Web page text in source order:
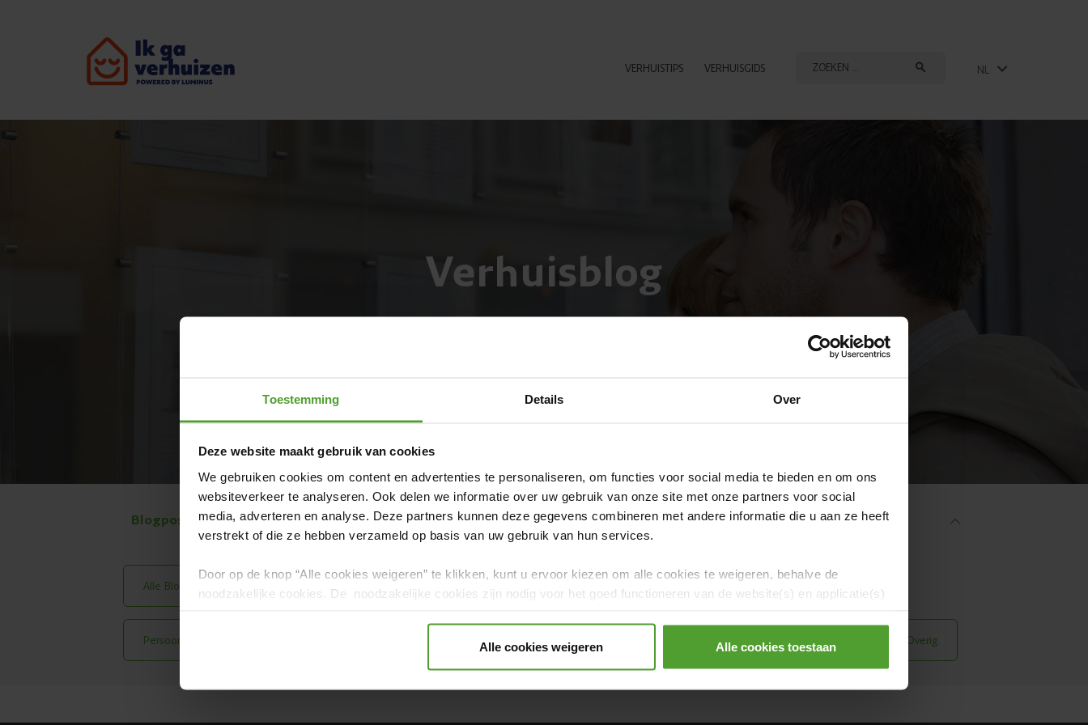
Toestemming Details Over
Deze website maakt gebruik van cookies
We gebruiken cookies om content en advertenties te personaliseren, om functies voor social media te bieden en om ons
websiteverkeer te analyseren. Ook delen we informatie over uw gebruik van onze site met onze partners voor social
media, adverteren en analyse. Deze partners kunnen deze gegevens combineren met andere informatie die u aan ze heeft
verstrekt of die ze hebben verzameld op basis van uw gebruik van hun services.
Door op de knop “Alle cookies weigeren” te klikken, kunt u ervoor kiezen om alle cookies te weigeren, behalve de
noodzakelijke cookies. De noodzakelijke cookies zijn nodig voor het goed functioneren van de website(s) en applicatie(s)
Alle cookies weigeren Alle cookies toestaan
VERHUISTIPS VERHUISGIDS NL
Verhuisblog
Blogposts per onderwerp:
Alle Blog Posts Meest Gelezen Praktisch Wooninspiratie Grappig Verhuisnieuws Evenementen
Persoonlijke Verhalen Goedkoop Verhuizen Huisdieren Samenwonen Overig